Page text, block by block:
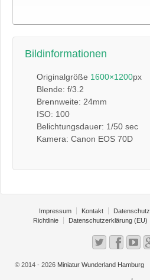
Bildinformationen
Originalgröße 1600×1200px
Blende: f/3.2
Brennweite: 24mm
ISO: 100
Belichtungsdauer: 1/50 sec
Kamera: Canon EOS 70D
Impressum Kontakt Datenschutz
Richtlinie
Datenschutzerklärung (EU)
© 2014 - 2026 Miniatur Wunderland Hamburg